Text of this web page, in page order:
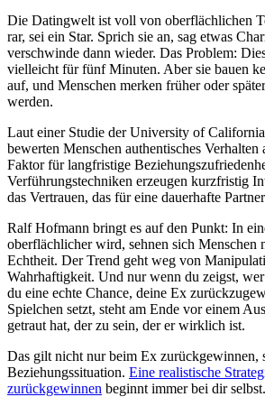
Die Datingwelt ist voll von oberflächlichen
rar, sei ein Star. Sprich sie an, sag etwas
verschwinde dann wieder. Das Problem:
vielleicht für fünf Minuten. Aber sie bauen
auf, und Menschen merken früher oder
werden.
Laut einer Studie der University of
bewerten Menschen authentisches Verhalten
Faktor für langfristige
Verführungstechniken erzeugen kurzfristig
das Vertrauen, das für eine dauerhafte
Ralf Hofmann bringt es auf den Punkt: In
oberflächlicher wird, sehnen sich Menschen
Echtheit. Der Trend geht weg von
Wahrhaftigkeit. Und nur wenn du zeigst,
du eine echte Chance, deine Ex
Spielchen setzt, steht am Ende vor einem
getraut hat, der zu sein, der er wirklich ist.
Das gilt nicht nur beim Ex zurückgewinnen,
Beziehungssituation. Eine realistische
zurückgewinnen beginnt immer bei dir selbst.